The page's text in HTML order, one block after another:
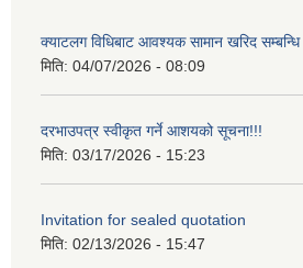
क्याटलग विधिबाट आवश्यक सामान खरिद
मिति: 04/07/2026 - 08:09
दरभाउपत्र स्वीकृत गर्ने आशयको सूचना!!!
मिति: 03/17/2026 - 15:23
Invitation for sealed quotation
मिति: 02/13/2026 - 15:47